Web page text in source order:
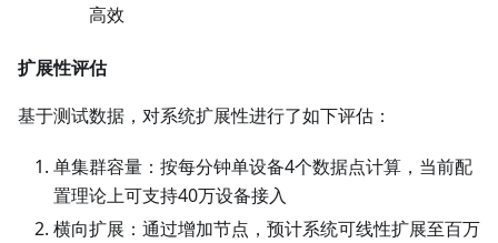
高效
扩展性评估
基于测试数据，对系统扩展性进行了如下评估：
单集群容量：按每分钟单设备4个数据点计算，当前配
置理论上可支持40万设备接入
横向扩展：通过增加节点，预计系统可线性扩展至百万